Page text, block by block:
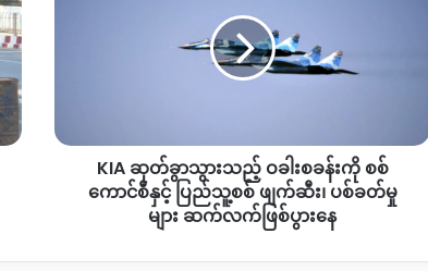
ကောင်စီ
ပြည်သူ့စစ်
KIA ဆုတ်ခွာသွားသည့် ဝခါးစခန်းကို စစ်
ကောင်စီနှင့် ပြည်သူ့စစ် ဖျက်ဆီး၊ ပစ်ခတ်မှု
များ ဆက်လက်ဖြစ်ပွားနေ